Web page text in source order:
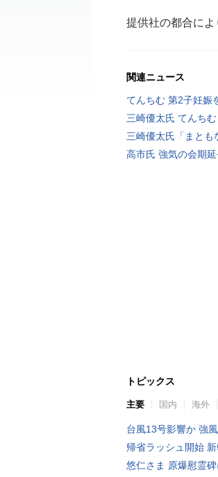
提供社の都合によ
関連ニュース
てんちむ 第2子妊娠
三崎優太氏 てんち
三崎優太氏「まとも
高市氏 強気の会期
トピックス
主要 国内 海外
台風13号影響か 強
帰省ラッシュ開始
悠仁さま 原爆慰霊